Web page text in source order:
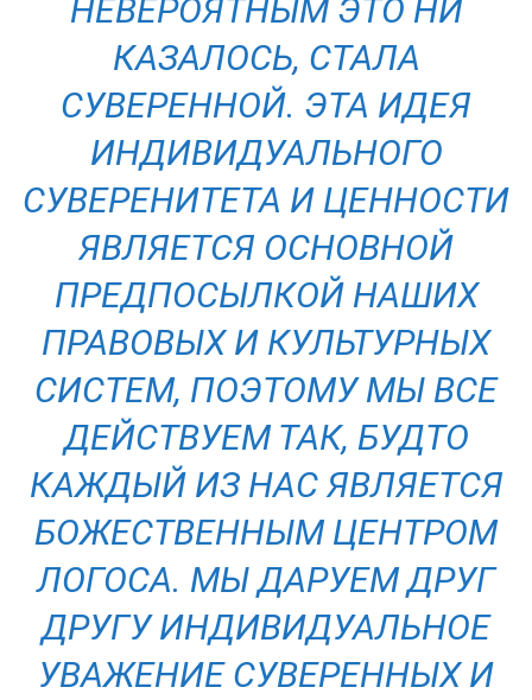
НЕВЕРОЯТНЫМ ЭТО НИ
КАЗАЛОСЬ, СТАЛА
СУВЕРЕННОЙ. ЭТА ИДЕЯ
ИНДИВИДУАЛЬНОГО
СУВЕРЕНИТЕТА И ЦЕННОСТИ
ЯВЛЯЕТСЯ ОСНОВНОЙ
ПРЕДПОСЫЛКОЙ НАШИХ
ПРАВОВЫХ И КУЛЬТУРНЫХ
СИСТЕМ, ПОЭТОМУ МЫ ВСЕ
ДЕЙСТВУЕМ ТАК, БУДТО
КАЖДЫЙ ИЗ НАС ЯВЛЯЕТСЯ
БОЖЕСТВЕННЫМ ЦЕНТРОМ
ЛОГОСА. МЫ ДАРУЕМ ДРУГ
ДРУГУ ИНДИВИДУАЛЬНОЕ
УВАЖЕНИЕ СУВЕРЕННЫХ И